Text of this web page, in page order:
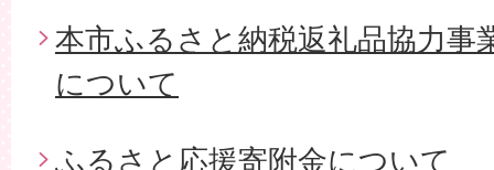
本市ふるさと納税返礼品協力事
について
ふるさと応援寄附金について